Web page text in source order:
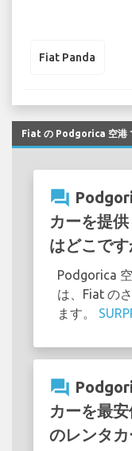
Fiat Panda
Fiat の Podgorica 空港
question_answer
カーを提
はどこです
Podgorica
は、Fiat の
ます。
question_answer
カーを最
のレンタ